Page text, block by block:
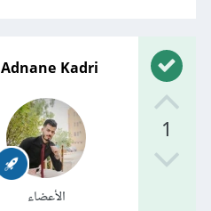
1
Adnane Kadri
الأعضاء